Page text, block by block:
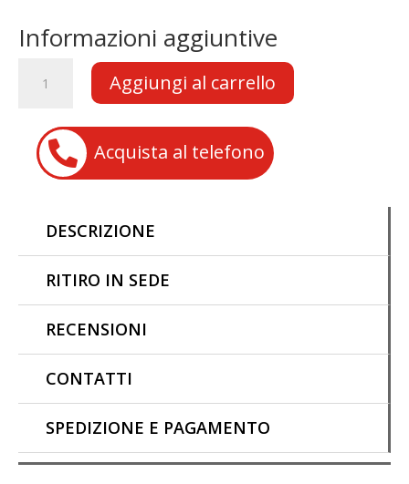
e
o
k
at
s
A
p
p
ai
l
p
y
Li
n
k
Informazioni aggiuntive
freno
MINICROSS
PITBIKE
quantità
Aggiungi al carrello
 Acquista al telefono
DESCRIZIONE
RITIRO IN SEDE
RECENSIONI
CONTATTI
SPEDIZIONE E PAGAMENTO